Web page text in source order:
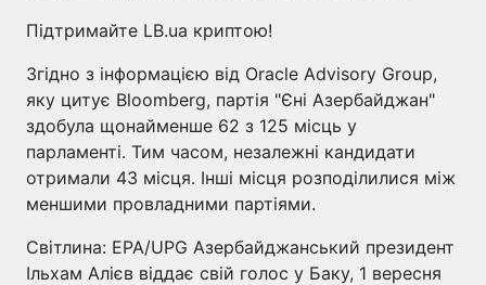
Підтримайте LB.ua криптою!
Згідно з інформацією від Oracle Advisory Group,
яку цитує Bloomberg, партія "Єні Азербайджан"
здобула щонайменше 62 з 125 місць у
парламенті. Тим часом, незалежні кандидати
отримали 43 місця. Інші місця розподілилися між
меншими провладними партіями.
Світлина: EPA/UPG Азербайджанський президент
Ільхам Алієв віддає свій голос у Баку, 1 вересня